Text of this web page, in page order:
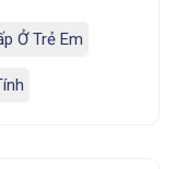
Ở Trẻ Em